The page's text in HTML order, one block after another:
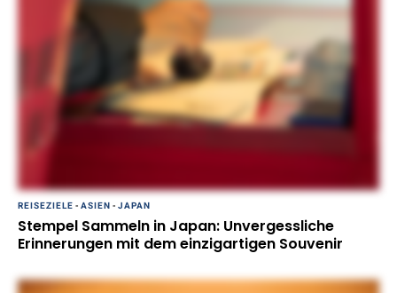
REISEZIELE - ASIEN - JAPAN
Stempel Sammeln in Japan: Unvergessliche
Erinnerungen mit dem einzigartigen Souvenir